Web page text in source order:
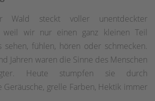
Wald steckt voller unentdeckter
weil wir nur einen ganz kleinen Teil
sehen, fühlen, hören oder schmecken.
Jahren waren die Sinne des Menschen
Heute stumpfen sie durch
Geräusche, grelle Farben, Hektik immer